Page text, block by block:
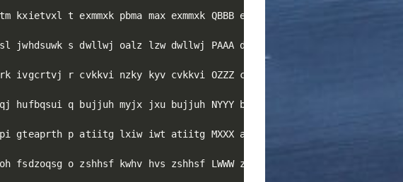
kxietvxl t exmmxk pbma max exmmxk QBBB exmmxkl tymxk bm bg
jwhdsuwk s dwllwj oalz lzw dwllwj PAAA dwllwjk sxlwj al af lzw
r cvkkvi nzky kyv cvkkvi OZZZ cvkkvij rwkvi zk ze kyv
q bujjuh myjx jxu bujjuh NYYY bujjuhi qvjuh yj yd jxu qbfxqruj.
gteaprth p atiitg lxiw iwt atiitg MXXX atiitgh puitg xi xc iwt
fsdzoqsg o zshhsf kwhv hvs zshhsf LWWW zshhsfg othsf wh wb hvs